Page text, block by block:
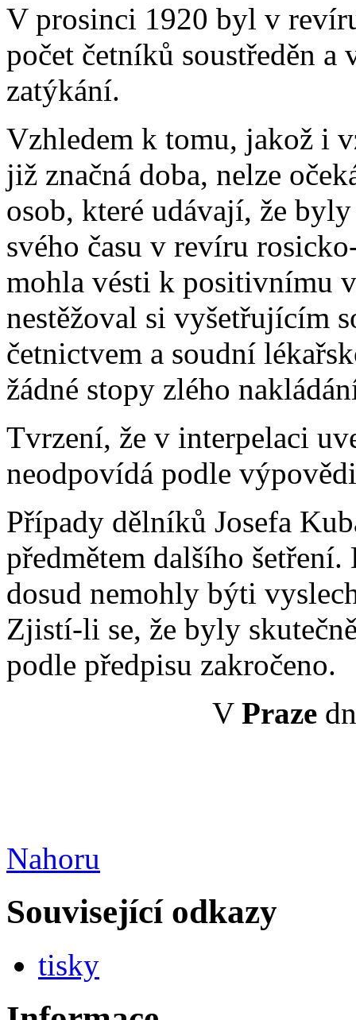
V prosinci 1920 byl v
počet četníků soustředěn
zatýkání.
Vzhledem k tomu, jakož i
již značná doba, nelze
osob, které udávají, že
svého času v revíru
mohla vésti k positivnímu
nestěžoval si vyšetřujícím
četnictvem a soudní
žádné stopy zlého
Tvrzení, že v interpelaci
neodpovídá podle
Případy dělníků Josefa
předmětem dalšího
dosud nemohly býti
Zjistí-li se, že byly
podle předpisu zakročeno.
V Praze
Nahoru
Související odkazy
tisky